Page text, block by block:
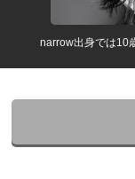
して活動中！